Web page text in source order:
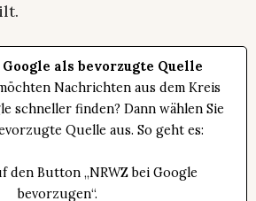
Google als bevorzugte Quelle
Nachrichten aus dem Kreis
schneller finden? Dann wählen Sie
Quelle aus. So geht es:
den Button „NRWZ bei Google
bevorzugen“.